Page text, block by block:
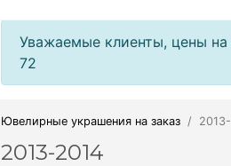
Уважаемые клиенты, цены
72
Ювелирные украшения на заказ
2013-2014